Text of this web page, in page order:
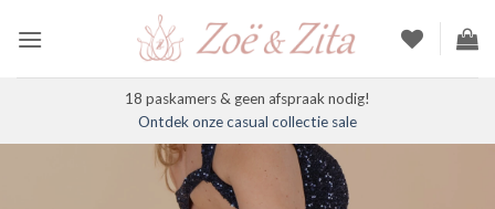
naar
18 paskamers & geen afspraak nodig!
Ontdek onze casual collectie sale